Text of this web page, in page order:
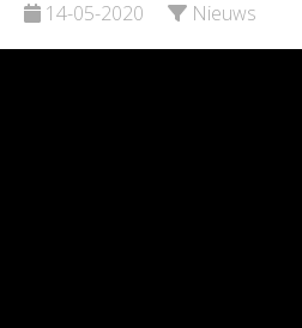
14-05-2020 Nieuws
Bekijk